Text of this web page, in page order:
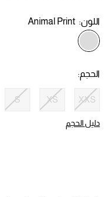
اللون:Animal Print
الحجم:
XXS
XS
دليل الحجم